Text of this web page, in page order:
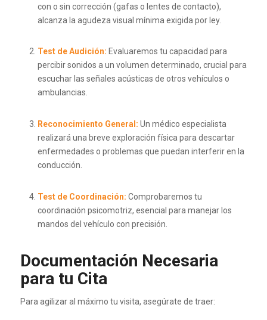
con o sin corrección (gafas o lentes de contacto),
alcanza la agudeza visual mínima exigida por ley.
Test de Audición: Evaluaremos tu capacidad para
percibir sonidos a un volumen determinado, crucial para
escuchar las señales acústicas de otros vehículos o
ambulancias.
Reconocimiento General: Un médico especialista
realizará una breve exploración física para descartar
enfermedades o problemas que puedan interferir en la
conducción.
Test de Coordinación: Comprobaremos tu
coordinación psicomotriz, esencial para manejar los
mandos del vehículo con precisión.
Documentación Necesaria
para tu Cita
Para agilizar al máximo tu visita, asegúrate de traer: